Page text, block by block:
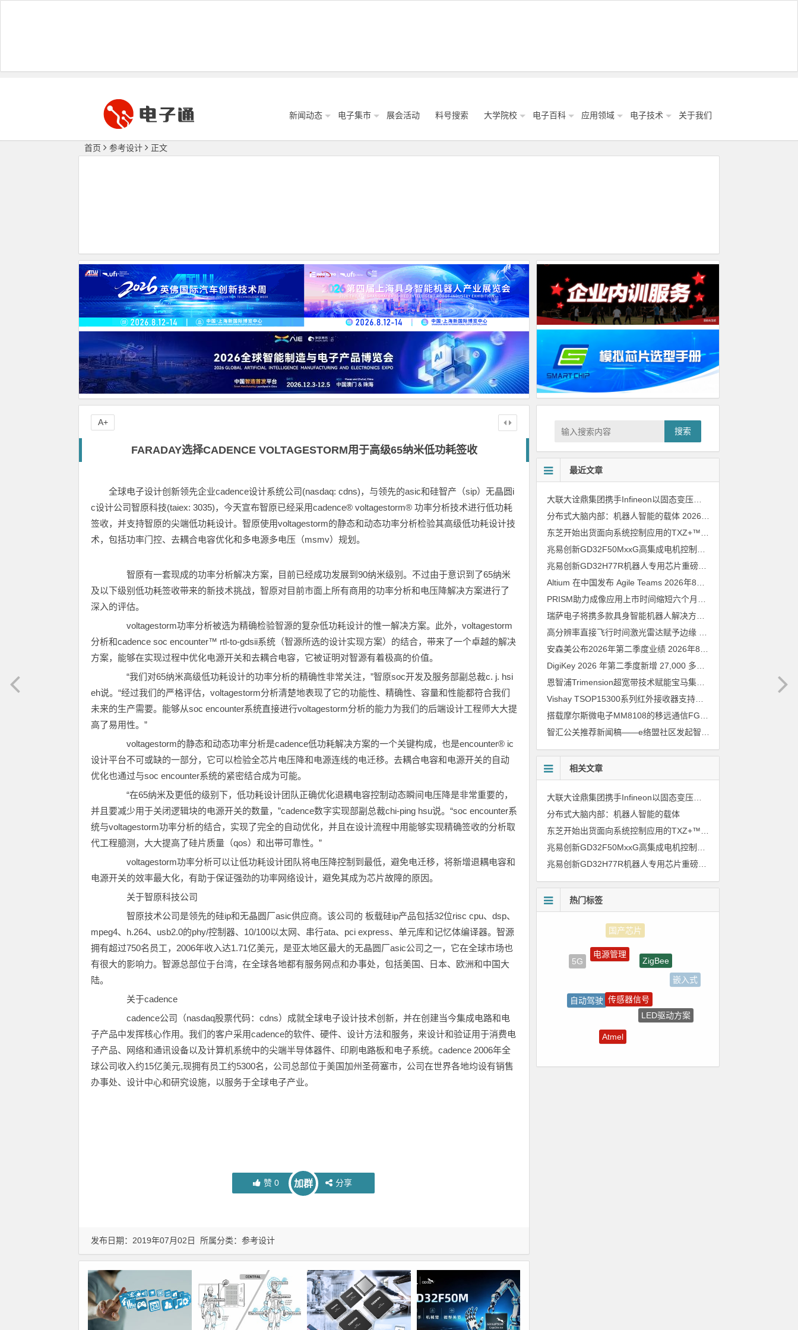
新闻动态 电子集市 展会活动 料号搜索 大学院校 电子百科 应用领域 电子技术 关于我们
首页 参考设计 正文
FARADAY选择CADENCE VOLTAGESTORM用于高级65纳米低功耗签收
全球电子设计创新领先企业cadence设计系统公司(nasdaq: cdns)，与领先的asic和硅智产（sip）无晶圆i
c设计公司智原科技(taiex: 3035)，今天宣布智原已经采用cadence® voltagestorm® 功率分析技术进行低功耗
签收，并支持智原的尖端低功耗设计。智原使用voltagestorm的静态和动态功率分析检验其高级低功耗设计技
术，包括功率门控、去耦合电容优化和多电源多电压（msmv）规划。
智原有一套现成的功率分析解决方案，目前已经成功发展到90纳米级别。不过由于意识到了65纳米
及以下级别低功耗签收带来的新技术挑战，智原对目前市面上所有商用的功率分析和电压降解决方案进行了
深入的评估。
voltagestorm功率分析被选为精确检验智源的复杂低功耗设计的惟一解决方案。此外，voltagestorm
分析和cadence soc encounter™ rtl-to-gdsii系统（智源所选的设计实现方案）的结合，带来了一个卓越的解决
方案，能够在实现过程中优化电源开关和去耦合电容，它被证明对智源有着极高的价值。
“我们对65纳米高级低功耗设计的功率分析的精确性非常关注，”智原soc开发及服务部副总裁c. j. hsi
eh说。“经过我们的严格评估，voltagestorm分析清楚地表现了它的功能性、精确性、容量和性能都符合我们
未来的生产需要。能够从soc encounter系统直接进行voltagestorm分析的能力为我们的后端设计工程师大大提
高了易用性。”
voltagestorm的静态和动态功率分析是cadence低功耗解决方案的一个关键构成，也是encounter® ic
设计平台不可或缺的一部分，它可以检验全芯片电压降和电源连线的电迁移。去耦合电容和电源开关的自动
优化也通过与soc encounter系统的紧密结合成为可能。
“在65纳米及更低的级别下，低功耗设计团队正确优化退耦电容控制动态瞬间电压降是非常重要的，
并且要减少用于关闭逻辑块的电源开关的数量，”cadence数字实现部副总裁chi-ping hsu说。“soc encounter系
统与voltagestorm功率分析的结合，实现了完全的自动优化，并且在设计流程中用能够实现精确签收的分析取
代工程臆测，大大提高了硅片质量（qos）和出带可靠性。”
voltagestorm功率分析可以让低功耗设计团队将电压降控制到最低，避免电迁移，将新增退耦电容和
电源开关的效率最大化，有助于保证强劲的功率网络设计，避免其成为芯片故障的原因。
关于智原科技公司
智原技术公司是领先的硅ip和无晶圆厂asic供应商。该公司的 板载硅ip产品包括32位risc cpu、dsp、
mpeg4、h.264、usb2.0的phy/控制器、10/100以太网、串行ata、pci express、单元库和记忆体编译器。智源
拥有超过750名员工，2006年收入达1.71亿美元，是亚太地区最大的无晶圆厂asic公司之一，它在全球市场也
有很大的影响力。智源总部位于台湾，在全球各地都有服务网点和办事处，包括美国、日本、欧洲和中国大
陆。
关于cadence
cadence公司（nasdaq股票代码：cdns）成就全球电子设计技术创新，并在创建当今集成电路和电
子产品中发挥核心作用。我们的客户采用cadence的软件、硬件、设计方法和服务，来设计和验证用于消费电
子产品、网络和通讯设备以及计算机系统中的尖端半导体器件、印刷电路板和电子系统。cadence 2006年全
球公司收入约15亿美元,现拥有员工约5300名，公司总部位于美国加州圣荷塞市，公司在世界各地均设有销售
办事处、设计中心和研究设施，以服务于全球电子产业。
赞0 加群 分享
A+
发布日期：2019年07月02日 所属分类： 参考设计
搜索
最近文章
大联大诠鼎集团携手Infineon以固态变压器重构配电效率新标杆
分布式大脑内部：机器人智能的载体 2026年8月6日
兆易创新GD32H77R机器人专用芯片重磅亮相，精准赋能伺服驱动与关节控制
Altium 在中国发布 Agile Teams 2026年8月6日
安森美公布2026年第二季度业绩 2026年8月6日
恩智浦Trimension超宽带技术赋能宝马集团Digital Key Plus及生命体存在检测功能
Vishay TSOP15300系列红外接收器支持所有主流遥控代码
相关文章
大联大诠鼎集团携手Infineon以固态变压器重构配电效率新标杆
分布式大脑内部：机器人智能的载体
兆易创新GD32H77R机器人专用芯片重磅亮相，精准赋能伺服驱动与关节控制
热门标签
5G
嵌入式
LED驱动方案
树莓派-Raspberry Pi
裸视三维产品